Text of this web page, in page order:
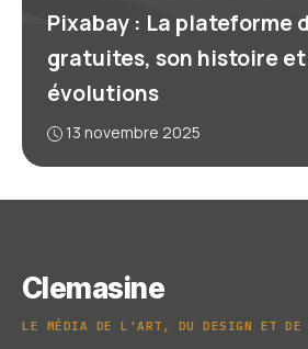
Pixabay : La plateforme
gratuites, son histoire et
évolutions
13 novembre 2025
Clemasine
LE MÉDIA DE L'ART, DU DESIGN ET DE